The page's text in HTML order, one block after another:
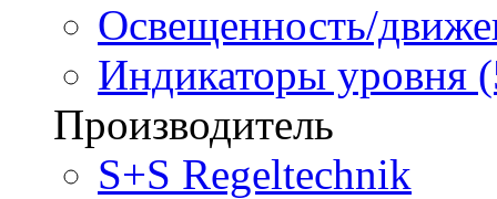
Освещенность/
Индикаторы уровня
Производитель
S+S Regeltechnik